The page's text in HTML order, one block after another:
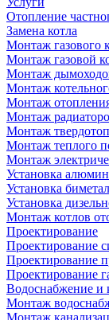
Отопление
Замена котла
Монтаж газового
Монтаж газовой
Монтаж
Монтаж
Монтаж
Монтаж
Монтаж
Монтаж теплого
Монтаж
Установка
Установка
Установка
Монтаж котлов
Проектирование
Проектирование
Проектирование
Проектирование
Водоснабжение и
Монтаж
Монтаж